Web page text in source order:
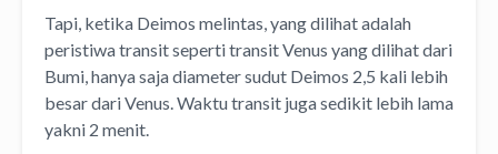
Tapi, ketika Deimos melintas, yang dilihat adalah
peristiwa transit seperti transit Venus yang dilihat dari
Bumi, hanya saja diameter sudut Deimos 2,5 kali lebih
besar dari Venus. Waktu transit juga sedikit lebih lama
yakni 2 menit.